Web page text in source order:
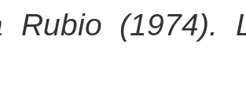
Rubio (1974).